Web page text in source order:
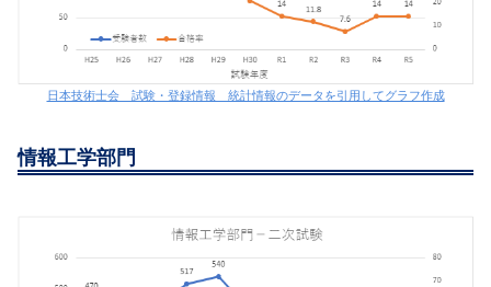
日本技術士会 試験・登録情報 統計情報のデータを引用してグラフ作成
情報工学部門